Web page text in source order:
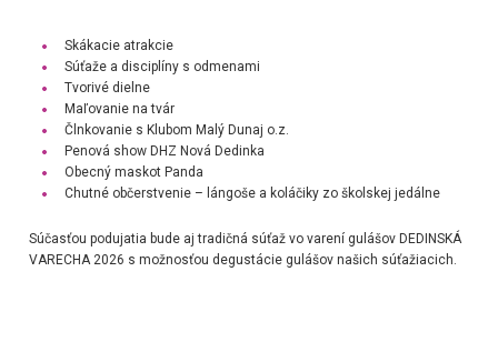
Skákacie atrakcie
Súťaže a disciplíny s odmenami
Tvorivé dielne
Maľovanie na tvár
Člnkovanie s Klubom Malý Dunaj o.z.
Penová show DHZ Nová Dedinka
Obecný maskot Panda
Chutné občerstvenie – lángoše a koláčiky zo školskej jedálne
Súčasťou podujatia bude aj tradičná súťaž vo varení gulášov DEDINSKÁ
VARECHA 2026 s možnosťou degustácie gulášov našich súťažiacich.